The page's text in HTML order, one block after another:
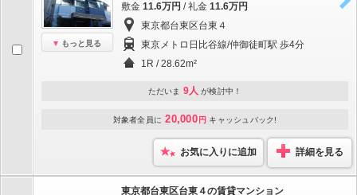
もっと見る
敷金 11.6万円 / 礼金 11.6万円
東京都台東区台東４
東京メトロ日比谷線/仲御徒町駅 歩4分
1R / 28.62m²
ただいま 9人 が検討中！
対象者全員に 20,000 円 キャッシュバック!
お気に入りに追加 詳細を見る
東京都台東区台東４の賃貸マンション